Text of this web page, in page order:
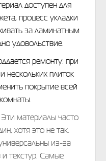
доступен для
процесс укладки
за ламинатным
удовольствие.
ремонту: при
нескольких плиток
покрытие всей
комнаты.
Эти материалы часто
хотя это не так.
из-за
текстур. Самые